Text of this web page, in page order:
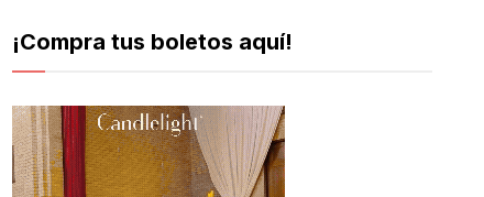
¡Compra tus boletos aquí!